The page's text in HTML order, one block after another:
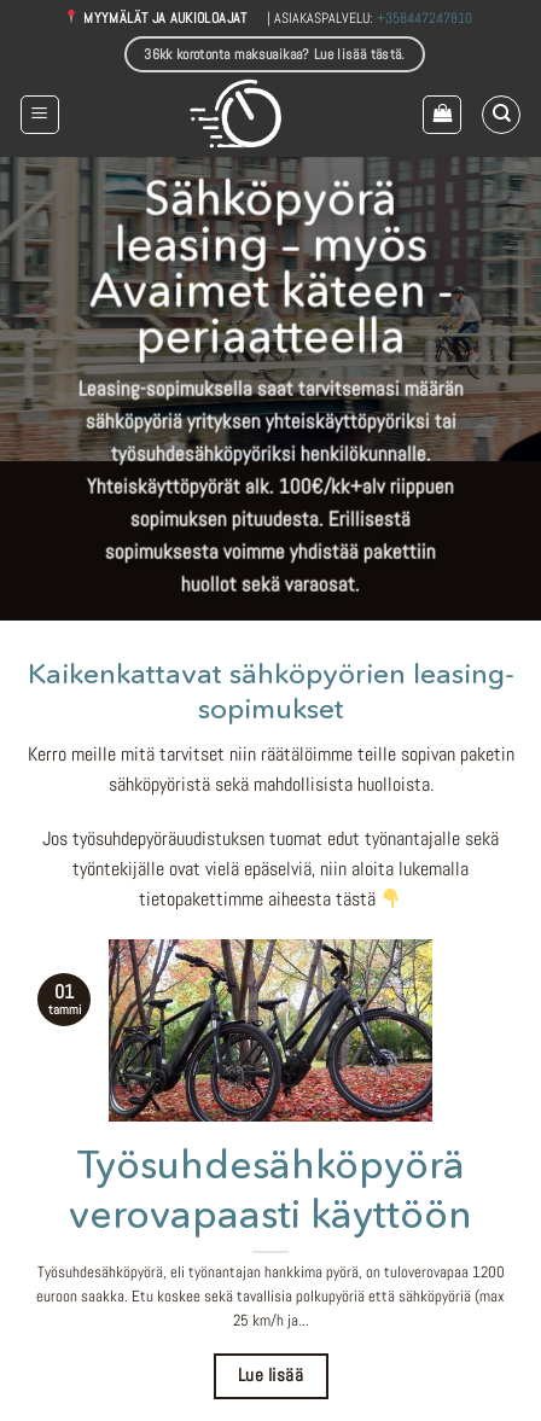
MYYMÄLÄT JA AUKIOLOAJAT | ASIAKASPALVELU:+358447247810
36kk korotonta maksuaikaa? Lue lisää tästä.
Sähköpyörä
leasing – myös
Avaimet käteen -
periaatteella
Leasing-sopimuksella saat tarvitsemasi määrän
sähköpyöriä yrityksen yhteiskäyttöpyöriksi tai
työsuhdesähköpyöriksi henkilökunnalle.
Yhteiskäyttöpyörät alk. 100€/kk+alv riippuen
sopimuksen pituudesta. Erillisestä
sopimuksesta voimme yhdistää pakettiin
huollot sekä varaosat.
Kaikenkattavat sähköpyörien leasing-
sopimukset
Kerro meille mitä tarvitset niin räätälöimme teille sopivan paketin
sähköpyöristä sekä mahdollisista huolloista.
Jos työsuhdepyöräuudistuksen tuomat edut työnantajalle sekä
työntekijälle ovat vielä epäselviä, niin aloita lukemalla
tietopakettimme aiheesta tästä
Työsuhdesähköpyörä
verovapaasti käyttöön
Työsuhdesähköpyörä, eli työnantajan hankkima pyörä, on tuloverovapaa 1200
euroon saakka. Etu koskee sekä tavallisia polkupyöriä että sähköpyöriä (max
25 km/h ja...
Lue lisää
01
tammi